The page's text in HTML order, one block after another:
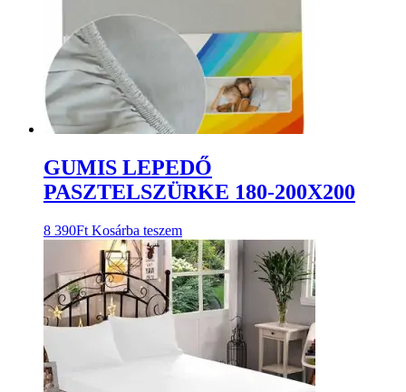
GUMIS LEPEDŐ
PASZTELSZÜRKE 180-200X200
8 390Ft Kosárba teszem